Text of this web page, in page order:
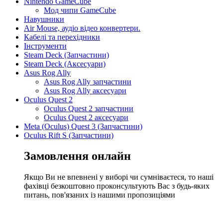
Мод чипи GameCube
Навушники
Air Mouse, аудіо відео конвертери.
Кабелі та перехідники
Інструменти
Steam Deck (Запчастини)
Steam Deck (Аксесуари)
Asus Rog Ally
Asus Rog Ally запчастини
Asus Rog Ally аксесуари
Oculus Quest 2
Oculus Quest 2 запчастини
Oculus Quest 2 аксесуари
Meta (Oculus) Quest 3 (Запчастини)
Oculus Rift S (Запчастини)
Замовлення онлайн
Якщо Ви не впевнені у виборі чи сумніваєтеся, то наші
фахівці безкоштовно проконсультують Вас з будь-яких
питань, пов'язаних із нашими пропозиціями